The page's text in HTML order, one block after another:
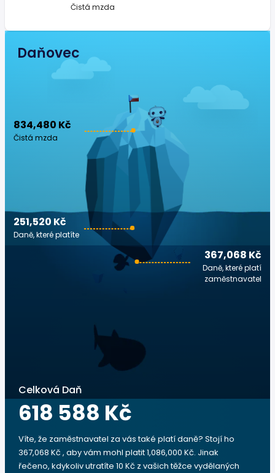
Čistá mzda
Daňovec
834,480 Kč
Čistá mzda
367,068 Kč
Daně, které platí
zaměstnavatel
251,520 Kč
Daně, které platíte
Celková Daň
618 588 Kč
Víte, že zaměstnavatel za vás také platí daně? Stojí ho
367,068 Kč , aby vám mohl platit 1,086,000 Kč. Jinak
řečeno, kdykoliv utratíte 10 Kč z vašich těžce vydělaných